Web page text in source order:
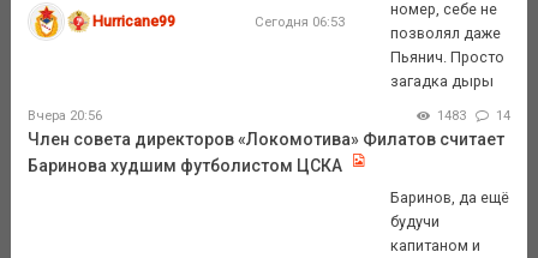
Hurricane99 Сегодня 06:53
номер, себе не
позволял даже
Пьянич. Просто
загадка дыры
Вчера 20:56 1483 14
Член совета директоров «Локомотива» Филатов считает
Баринова худшим футболистом ЦСКА
Баринов, да ещё
будучи
капитаном и